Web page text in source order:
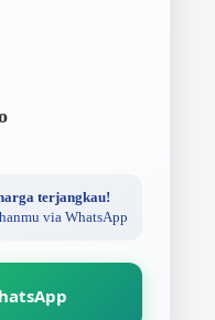
terjangkau!
via WhatsApp